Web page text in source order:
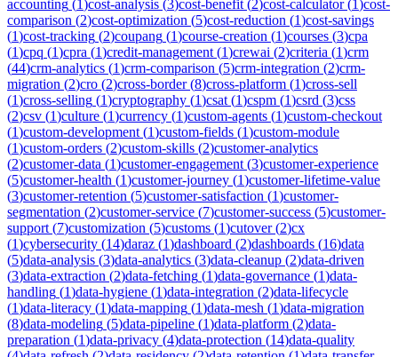
accounting (1)cost-analysis (3)cost-benefit (2)cost-calculator(1)cost-
comparison (2)cost-optimization (5)cost-reduction (1)cost-savings
(1)cost-tracking (2)coupang (1)course-creation (1)courses (3)cpa
(1)cpq (1)cpra (1)credit-management (1)crewai (2)criteria (1)crm
(44)crm-analytics (1)crm-comparison (5)crm-integration (2)crm-
migration (2)cro (2)cross-border(8)cross-platform (1)cross-sell
(1)cross-selling (1)cryptography (1)csat (1)cspm (1)csrd (3)css
(2)csv (1)culture (1)currency (1)custom-agents (1)custom-checkout
(1)custom-development (1)custom-fields (1)custom-module
(1)custom-orders (2)custom-skills (2)customer-analytics
(2)customer-data (1)customer-engagement (3)customer-experience
(5)customer-health (1)customer-journey (1)customer-lifetime-value
(3)customer-retention (5)customer-satisfaction (1)customer-
segmentation (2)customer-service (7)customer-success (5)customer-
support (7)customization (5)customs (1)cutover(2)cx
(1)cybersecurity (14)daraz (1)dashboard (2)dashboards (16)data
(5)data-analysis (3)data-analytics (3)data-cleanup (2)data-driven
(3)data-extraction (2)data-fetching (1)data-governance (1)data-
handling (1)data-hygiene (1)data-integration (2)data-lifecycle
(1)data-literacy (1)data-mapping (1)data-mesh (1)data-migration
(8)data-modeling (5)data-pipeline (1)data-platform (2)data-
preparation (1)data-privacy (4)data-protection (14)data-quality